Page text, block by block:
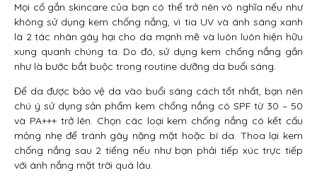
Mọi cố gắn skincare của bạn có thể trở nên vô nghĩa nếu như
không sử dụng kem chống nắng, vì tia UV và ánh sáng xanh
là 2 tác nhân gây hại cho da mạnh mẽ và luôn luôn hiện hữu
xung quanh chúng ta. Do đó, sử dụng kem chống nắng gần
như là bước bắt buộc trong routine dưỡng da buổi sáng.
Để da được bảo vệ da vào buổi sáng cách tốt nhất, bạn nên
chú ý sử dụng sản phẩm kem chống nắng có SPF từ 30 – 50
và PA+++ trở lên. Chọn các loại kem chống nắng có kết cấu
mỏng nhẹ để tránh gây nặng mặt hoặc bí da. Thoa lại kem
chống nắng sau 2 tiếng nếu như bạn phải tiếp xúc trực tiếp
với ánh nắng mặt trời quá lâu.